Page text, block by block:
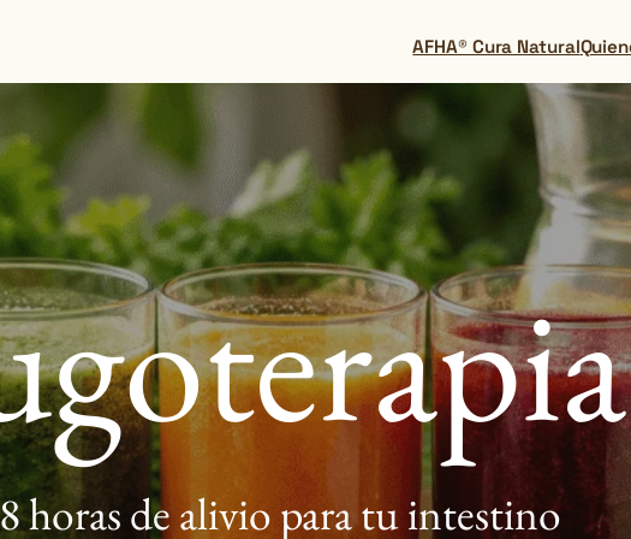
AFHA® Cura Natural
horas de alivio para tu intestino